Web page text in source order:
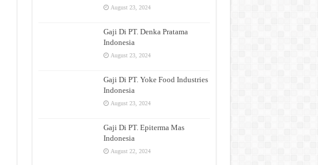
August 23, 2024
Gaji Di PT. Denka Pratama
Indonesia
August 23, 2024
Gaji Di PT. Yoke Food Industries
Indonesia
August 23, 2024
Gaji Di PT. Epiterma Mas
Indonesia
August 22, 2024